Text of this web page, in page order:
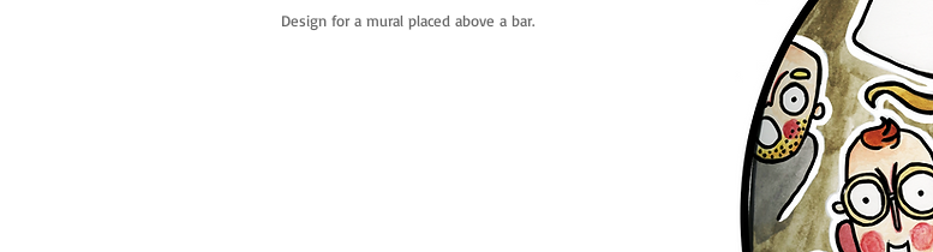
Design for a mural placed above a bar.